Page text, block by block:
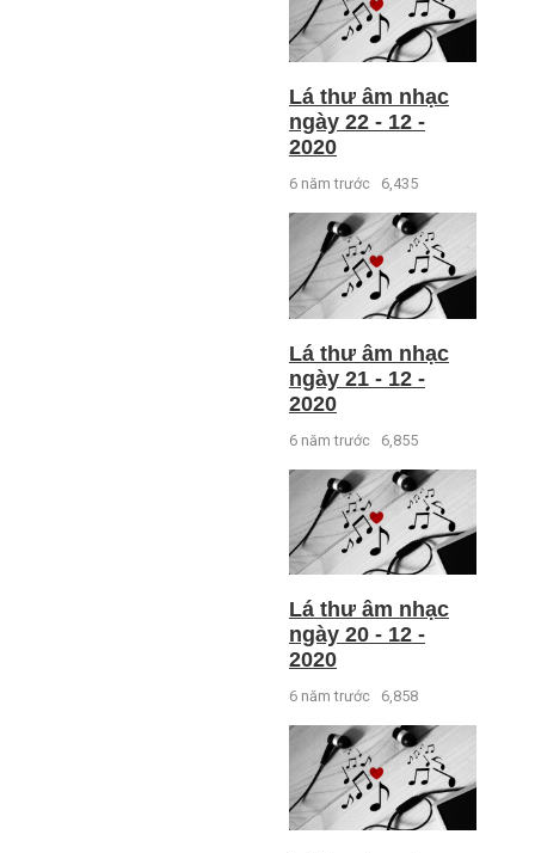
Lá thư âm nhạc
ngày 22 - 12 -
2020
6 năm trước 6,435
Lá thư âm nhạc
ngày 21 - 12 -
2020
6 năm trước 6,855
Lá thư âm nhạc
ngày 20 - 12 -
2020
6 năm trước 6,858